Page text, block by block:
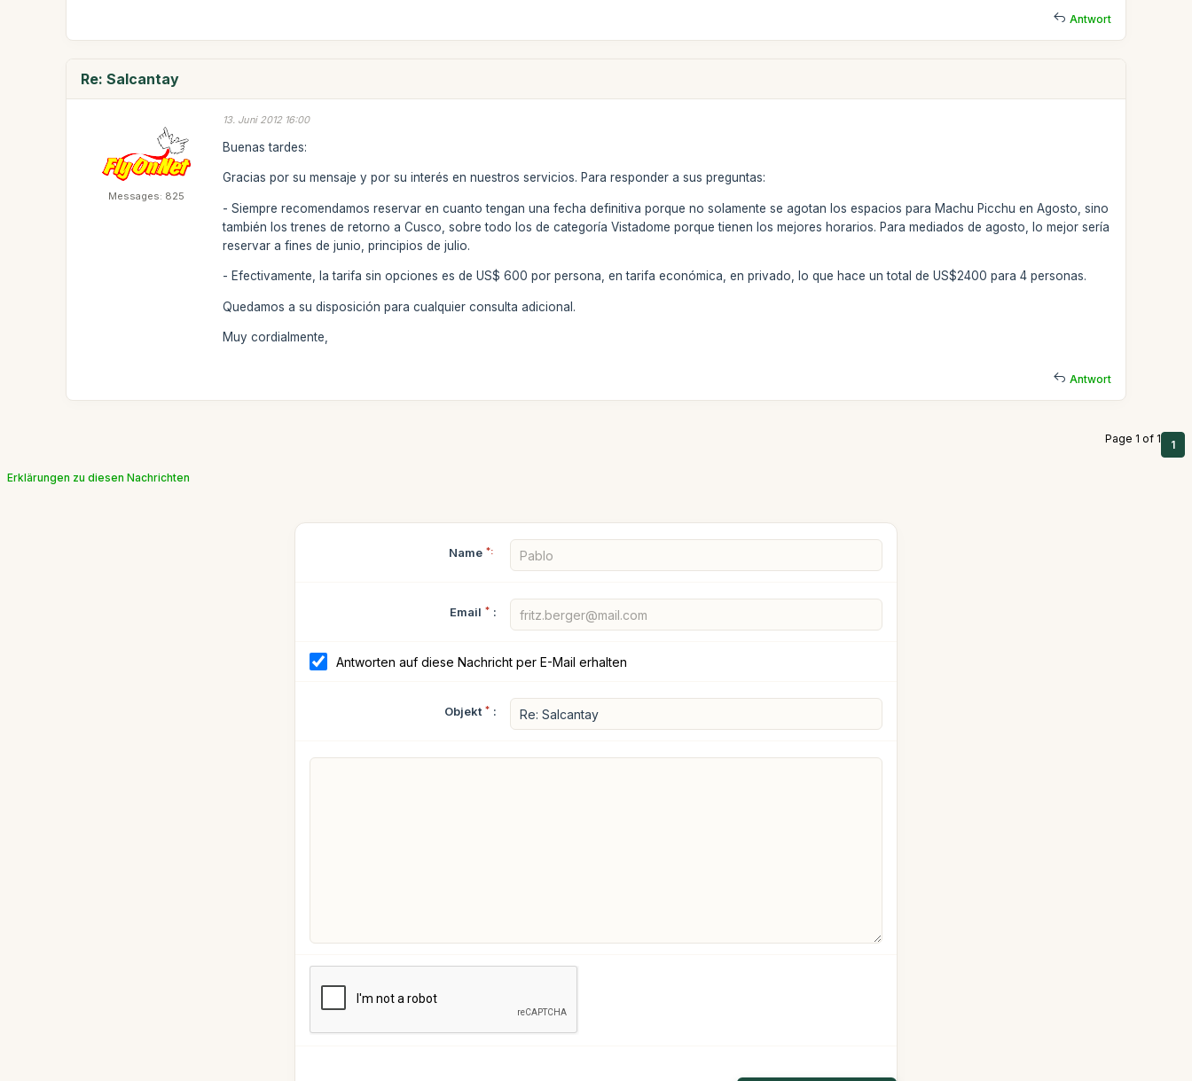
Antwort
Re: Salcantay
Messages: 825
13. Juni 2012 16:00
Buenas tardes:
Gracias por su mensaje y por su interés en nuestros servicios. Para responder a sus preguntas:
- Siempre recomendamos reservar en cuanto tengan una fecha definitiva porque no solamente se agotan los espacios para Machu Picchu en Agosto, sino
también los trenes de retorno a Cusco, sobre todo los de categoría Vistadome porque tienen los mejores horarios. Para mediados de agosto, lo mejor sería
reservar a fines de junio, principios de julio.
- Efectivamente, la tarifa sin opciones es de US$ 600 por persona, en tarifa económica, en privado, lo que hace un total de US$2400 para 4 personas.
Quedamos a su disposición para cualquier consulta adicional.
Muy cordialmente,
Antwort
Page 1 of 1 1
Erklärungen zu diesen Nachrichten
Name *:
Email * :
Antworten auf diese Nachricht per E-Mail erhalten
Objekt * :